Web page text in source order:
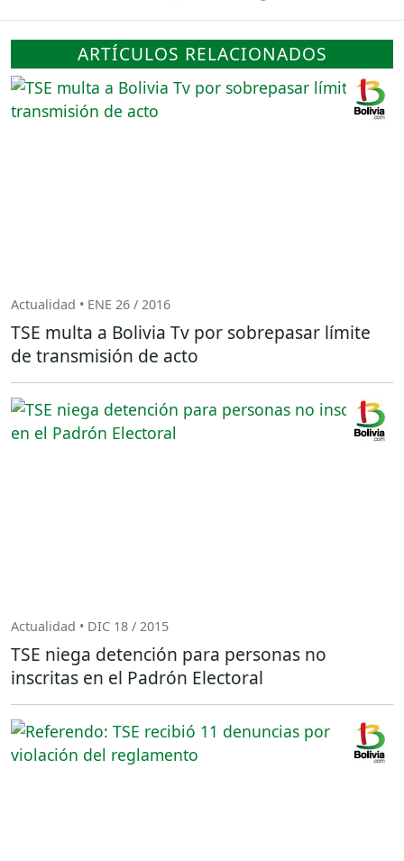
ARTÍCULOS RELACIONADOS
Actualidad • ENE 26 / 2016
TSE multa a Bolivia Tv por sobrepasar límite
de transmisión de acto
Actualidad • DIC 18 / 2015
TSE niega detención para personas no
inscritas en el Padrón Electoral